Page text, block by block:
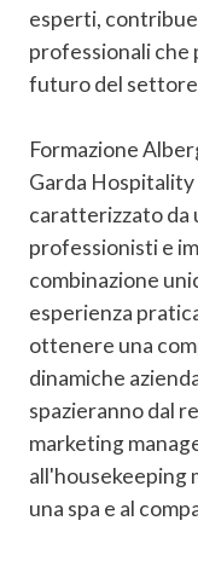
esperti,
professionali che
futuro del
Formazione
Garda
caratterizzato da
professionisti e
combinazione
esperienza
ottenere una
dinamiche
spazieranno dal
marketing
all'housekeeping
una spa e al